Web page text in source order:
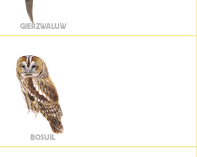
GIERZWALUW
BOSUIL